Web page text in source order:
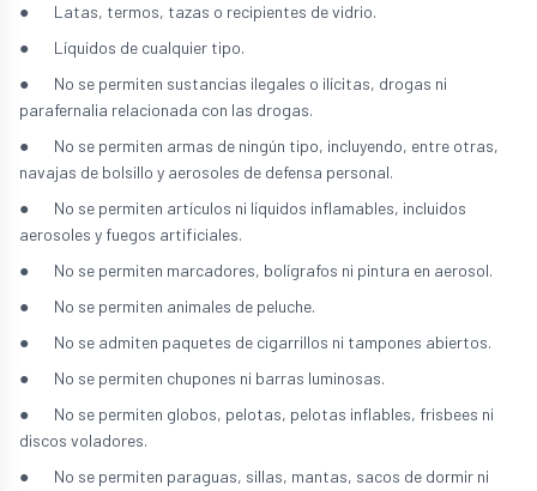
● Latas, termos, tazas o recipientes de vidrio.
● Líquidos de cualquier tipo.
● No se permiten sustancias ilegales o ilícitas, drogas ni
parafernalia relacionada con las drogas.
● No se permiten armas de ningún tipo, incluyendo, entre otras,
navajas de bolsillo y aerosoles de defensa personal.
● No se permiten artículos ni líquidos inflamables, incluidos
aerosoles y fuegos artificiales.
● No se permiten marcadores, bolígrafos ni pintura en aerosol.
● No se permiten animales de peluche.
● No se admiten paquetes de cigarrillos ni tampones abiertos.
● No se permiten chupones ni barras luminosas.
● No se permiten globos, pelotas, pelotas inflables, frisbees ni
discos voladores.
● No se permiten paraguas, sillas, mantas, sacos de dormir ni